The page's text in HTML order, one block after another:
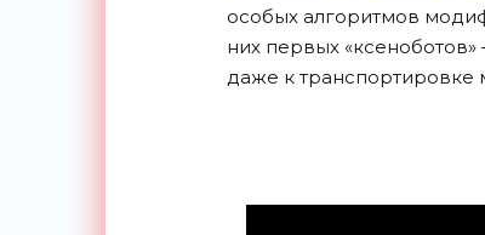
особых алгоритмов
них первых «ксеноботов»
даже к транспортировке